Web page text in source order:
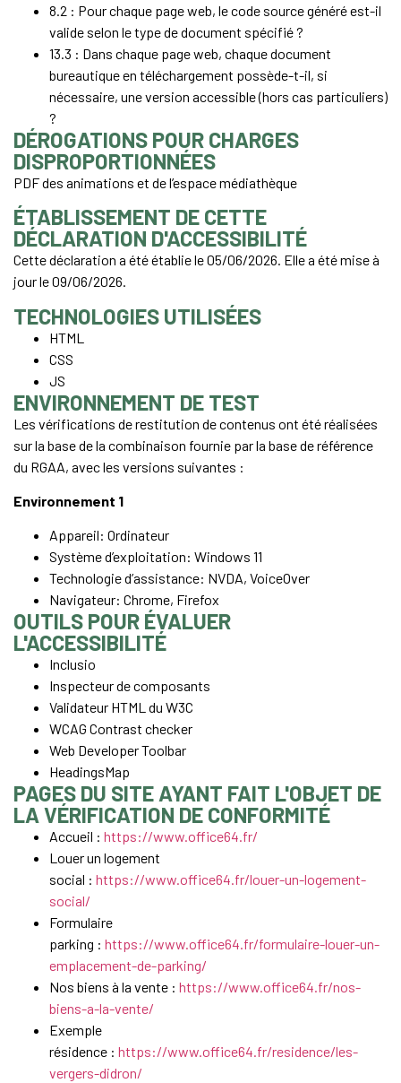
8.2 : Pour chaque page web, le code source généré est-il
valide selon le type de document spécifié ?
13.3 : Dans chaque page web, chaque document
bureautique en téléchargement possède-t-il, si
nécessaire, une version accessible (hors cas particuliers)
?
DÉROGATIONS POUR CHARGES
DISPROPORTIONNÉES
PDF des animations et de l’espace médiathèque
ÉTABLISSEMENT DE CETTE
DÉCLARATION D'ACCESSIBILITÉ
Cette déclaration a été établie le 05/06/2026. Elle a été mise à
jour le 09/06/2026.
TECHNOLOGIES UTILISÉES
HTML
CSS
JS
ENVIRONNEMENT DE TEST
Les vérifications de restitution de contenus ont été réalisées
sur la base de la combinaison fournie par la base de référence
du RGAA, avec les versions suivantes :
Environnement 1
Appareil: Ordinateur
Système d’exploitation: Windows 11
Technologie d’assistance: NVDA, VoiceOver
Navigateur: Chrome, Firefox
OUTILS POUR ÉVALUER
L'ACCESSIBILITÉ
Inclusio
Inspecteur de composants
Validateur HTML du W3C
WCAG Contrast checker
Web Developer Toolbar
HeadingsMap
PAGES DU SITE AYANT FAIT L'OBJET DE
LA VÉRIFICATION DE CONFORMITÉ
Accueil : https://www.office64.fr/
Louer un logement
social : https://www.office64.fr/louer-un-logement-
social/
Formulaire
parking : https://www.office64.fr/formulaire-louer-un-
emplacement-de-parking/
Nos biens à la vente : https://www.office64.fr/nos-
biens-a-la-vente/
Exemple
résidence : https://www.office64.fr/residence/les-
vergers-didron/